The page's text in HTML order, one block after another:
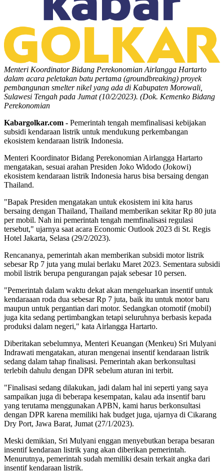
Menteri Koordinator Bidang Perekonomian Airlangga Hartarto
dalam acara peletakan batu pertama (groundbreaking) proyek
pembangunan smelter nikel yang ada di Kabupaten Morowali,
Sulawesi Tengah pada Jumat (10/2/2023). (Dok. Kemenko Bidang
Perekonomian
Kabargolkar.com - Pemerintah tengah memfinalisasi kebijakan
subsidi kendaraan listrik untuk mendukung perkembangan
ekosistem kendaraan listrik Indonesia.
Menteri Koordinator Bidang Perekonomian Airlangga Hartarto
mengatakan, sesuai arahan Presiden Joko Widodo (Jokowi)
ekosistem kendaraan listrik Indonesia harus bisa bersaing dengan
Thailand.
"Bapak Presiden mengatakan untuk ekosistem ini kita harus
bersaing dengan Thailand, Thailand memberikan sekitar Rp 80 juta
per mobil. Nah ini pemerintah tengah memfinalisasi regulasi
tersebut," ujarnya saat acara Economic Outlook 2023 di St. Regis
Hotel Jakarta, Selasa (29/2/2023).
Rencananya, pemerintah akan memberikan subsidi motor listrik
sebesar Rp 7 juta yang mulai berlaku Maret 2023. Sementara subsidi
mobil listrik berupa pengurangan pajak sebesar 10 persen.
"Pemerintah dalam waktu dekat akan mengeluarkan insentif untuk
kendaraaan roda dua sebesar Rp 7 juta, baik itu untuk motor baru
maupun untuk pergantian dari motor. Sedangkan otomotif (mobil)
juga kita sedang pertimbangkan tetapi seluruhnya berbasis kepada
produksi dalam negeri," kata Airlangga Hartarto.
Diberitakan sebelumnya, Menteri Keuangan (Menkeu) Sri Mulyani
Indrawati mengatakan, aturan mengenai insentif kendaraan listrik
sedang dalam tahap finalisasi. Pemerintah akan berkonsultasi
terlebih dahulu dengan DPR sebelum aturan ini terbit.
"Finalisasi sedang dilakukan, jadi dalam hal ini seperti yang saya
sampaikan juga di beberapa kesempatan, kalau ada insentif baru
yang terutama menggunakan APBN, kami harus berkonsultasi
dengan DPR karena memiliki hak budget juga, ujarnya di Cikarang
Dry Port, Jawa Barat, Jumat (27/1/2023).
Meski demikian, Sri Mulyani enggan menyebutkan berapa besaran
insentif kendaraan listrik yang akan diberikan pemerintah.
Menurutnya, pemerintah sudah memiliki desain terkait angka dari
insentif kendaraan listrik.